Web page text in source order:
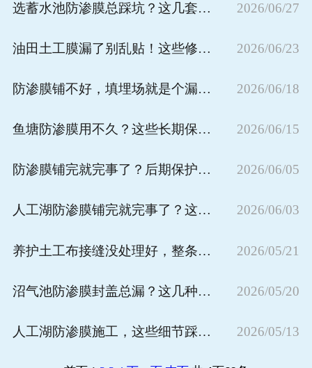
选蓄水池防渗膜总踩坑？这几套实用选型技巧直接规避90%的后期隐患 2026/06/27
油田土工膜漏了别乱贴！这些修补方法才是正规操作 2026/06/23
防渗膜铺不好，填埋场就是个漏勺！施工铺设的技术硬杠杠 2026/06/18
鱼塘防渗膜用不久？这些长期保护措施才是关键 2026/06/15
防渗膜铺完就完事了？后期保护没跟上，再好的膜也白搭 2026/06/05
人工湖防渗膜铺完就完事了？这些保养技巧才是长久不漏的关键 2026/06/03
养护土工布接缝没处理好，整条路白修！这些接缝要求必须刻进脑子里 2026/05/21
沼气池防渗膜封盖总漏？这几种固定方式才是正解 2026/05/20
人工湖防渗膜施工，这些细节踩一个坑就白费 2026/05/13